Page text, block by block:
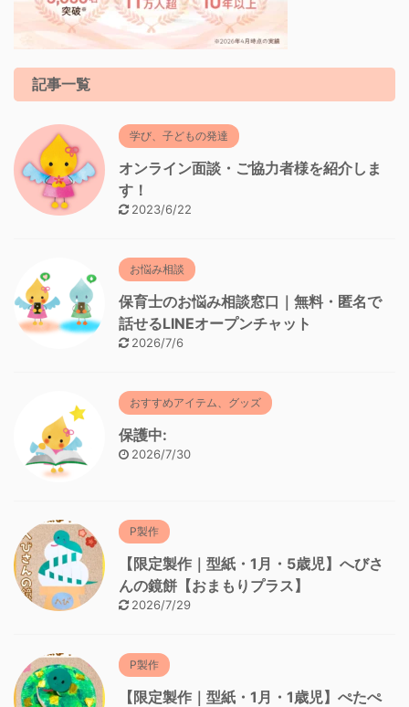
記事一覧
学び、子どもの発達
オンライン面談・ご協力者様を紹介しま
す！
2023/6/22
お悩み相談
保育士のお悩み相談窓口｜無料・匿名で
話せるLINEオープンチャット
2026/7/6
おすすめアイテム、グッズ
保護中:
2026/7/30
P製作
【限定製作｜型紙・1月・5歳児】へびさ
んの鏡餅【おまもりプラス】
2026/7/29
P製作
【限定製作｜型紙・1月・1歳児】ぺたぺ